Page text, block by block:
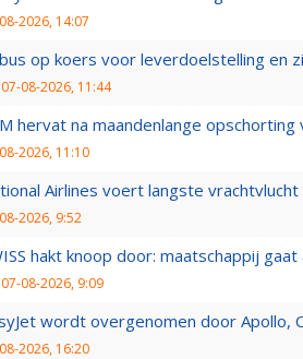
2026, 14:07
op koers voor leverdoelstelling en
07-08-2026, 11:44
hervat na maandenlange opschorting
2026, 11:10
Airlines voert langste
2026, 9:52
hakt knoop door: maatschappij
07-08-2026, 9:09
wordt overgenomen door Apollo,
2026, 16:20